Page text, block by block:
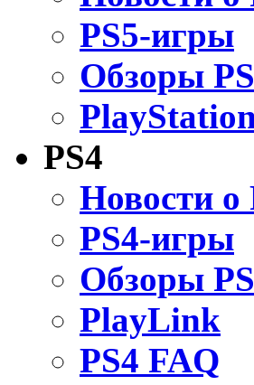
PS5-игры
Обзоры
PS4
Новости о
PS4-игры
Обзоры
PlayLink
PS4 FAQ